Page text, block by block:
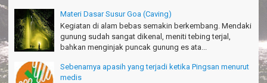
Sudrajat - Kuningan
エキサイティングなツアー。ありがとう Arief Pangandaran
Nakata-Osaka Japan
Amazing palace
Hiromi - Fukusima Japan
Materi Dasar Susur Goa (Caving)
Kegiatan di alam bebas semakin berkembang. Mendaki
gunung sudah sangat dikenal, meniti tebing terjal,
bahkan menginjak puncak gunung es ata...
Sebenarnya apasih yang terjadi ketika Pingsan menurut
medis